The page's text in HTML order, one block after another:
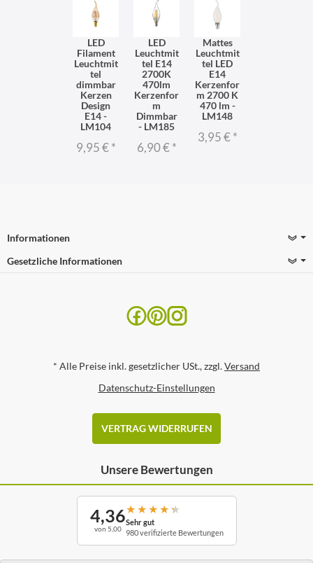
LED
Filament
Leuchtmit
tel
dimmbar
Kerzen
Design
E14 -
LM104
9,95 €*
LED
Leuchtmit
tel E14
2700K
470lm
Kerzenfor
m
Dimmbar
- LM185
6,90 €*
Mattes
Leuchtmit
tel LED
E14
Kerzenfor
m 2700 K
470 lm -
LM148
3,95 €*
Informationen
Gesetzliche Informationen
* Alle Preise inkl. gesetzlicher USt., zzgl.Versand
Datenschutz-Einstellungen
VERTRAG WIDERRUFEN
Unsere Bewertungen
4,36
von 5,00
★ ★ ★ ★ ★
Sehr gut
980 verifizierte Bewertungen